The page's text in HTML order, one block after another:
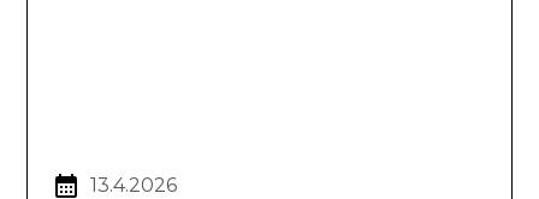
13.4.2026